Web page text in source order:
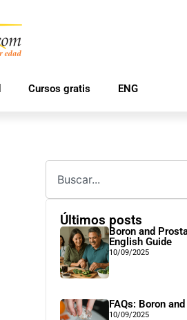
Cursos gratis ENG
Últimos posts
Boron and
English Guide
10/09/2025
FAQs: Boron
10/09/2025